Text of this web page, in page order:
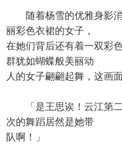
随着杨雪的优雅身影消
丽彩色衣裙的女子，
在她们背后还有着一双彩
群犹如蝴蝶般美丽动
人的女子翩翩起舞，这画
「是王思诶！云江第二
次的舞蹈居然是她带
队啊！」